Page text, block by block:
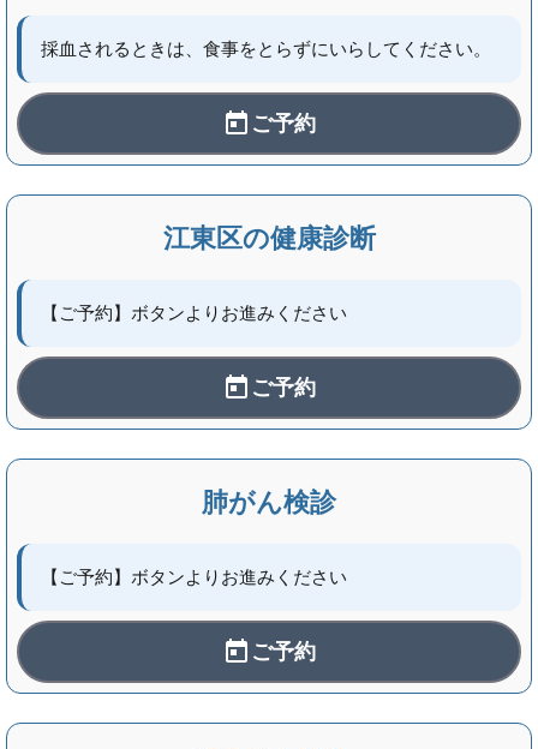
採血されるときは、食事をとらずにいらしてください。
ご予約
江東区の健康診断
【ご予約】ボタンよりお進みください
ご予約
肺がん検診
【ご予約】ボタンよりお進みください
ご予約